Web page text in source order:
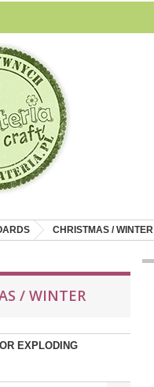
CHRISTMAS / WINTER
/ WINTER
EXPLODING